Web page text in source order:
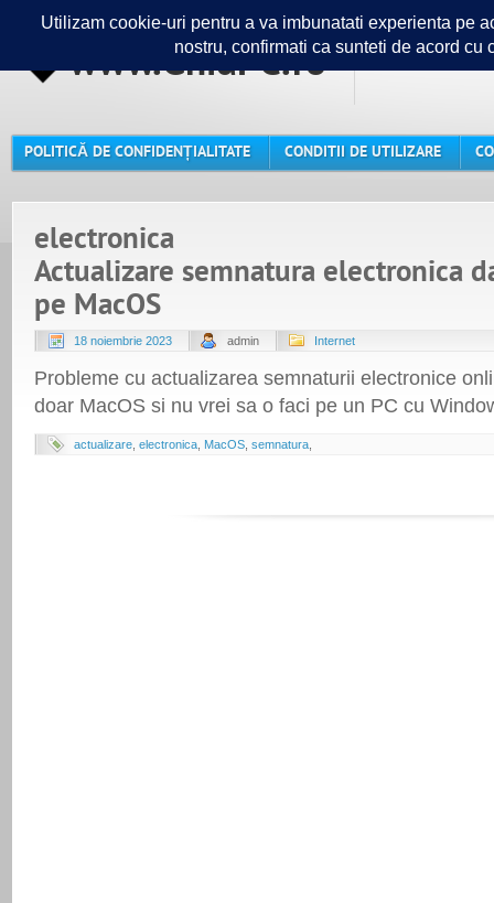
www.GhidPC.ro Ghidul
POLITICĂ DE CONFIDENȚIALITATE CONDITII DE UTILIZARE
electronica
Actualizare semnatura electronica
pe MacOS
18 noiembrie 2023 admin Internet
Probleme cu actualizarea semnaturii electronice
doar MacOS si nu vrei sa o faci pe un PC cu
actualizare electronica MacOS semnatura